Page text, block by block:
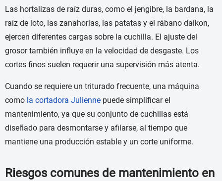
Las hortalizas de raíz duras, como el jengibre, la bardana, la
raíz de loto, las zanahorias, las patatas y el rábano daikon,
ejercen diferentes cargas sobre la cuchilla. El ajuste del
grosor también influye en la velocidad de desgaste. Los
cortes finos suelen requerir una supervisión más atenta.
Cuando se requiere un triturado frecuente, una máquina
como la cortadora Julienne puede simplificar el
mantenimiento, ya que su conjunto de cuchillas está
diseñado para desmontarse y afilarse, al tiempo que
mantiene una producción estable y un corte uniforme.
Riesgos comunes de mantenimiento en